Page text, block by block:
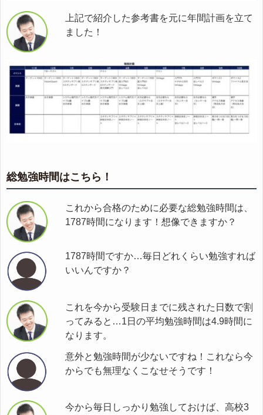
上記で紹介した参考書を元に年間計画を立て
ました！
総勉強時間はこちら！
これから合格のために必要な総勉強時間は、
1787時間になります！想像できますか？
1787時間ですか…毎日どれくらい勉強すれば
いいんですか？
これを今から受験日までに残された日数で割
ってみると…1日の平均勉強時間は4.9時間に
なります。
意外と勉強時間が少ないですね！これなら今
からでも無理なくこなせそうです！
今から毎日しっかり勉強しておけば、高校3